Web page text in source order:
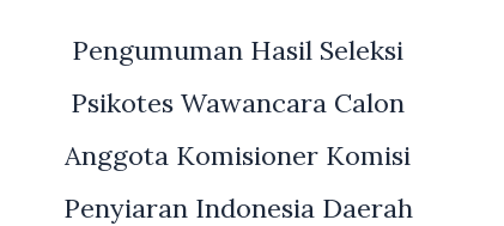
Pengumuman Hasil Seleksi
Psikotes Wawancara Calon
Anggota Komisioner Komisi
Penyiaran Indonesia Daerah